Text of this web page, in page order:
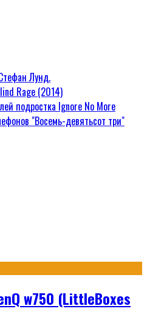
Лунд.
Rage (2014)
подростка Ignore No More
"Восемь-девятьсот три"
w750 (LittleBoxes